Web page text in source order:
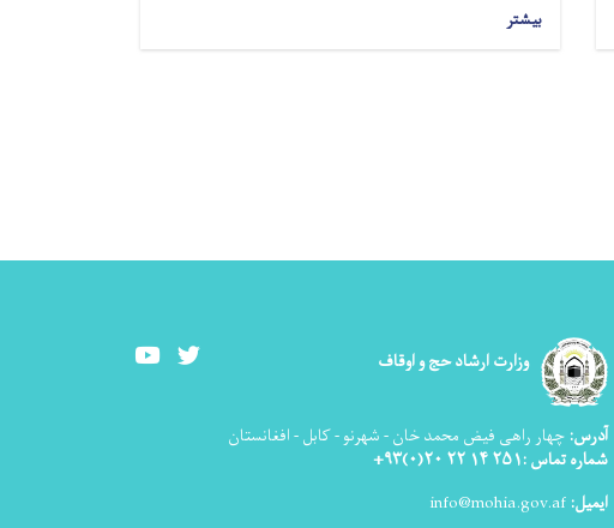
بیشتر
وزارت ارشاد حج و اوقاف Youtube
آدرس: چهار راهی فیض محمد خان - شهرنو - کابل - افغانستان
شماره تماس :۲۵۱ ۱۴ ۲۲ ۲۰(۰)۹۳+
ایمیل: